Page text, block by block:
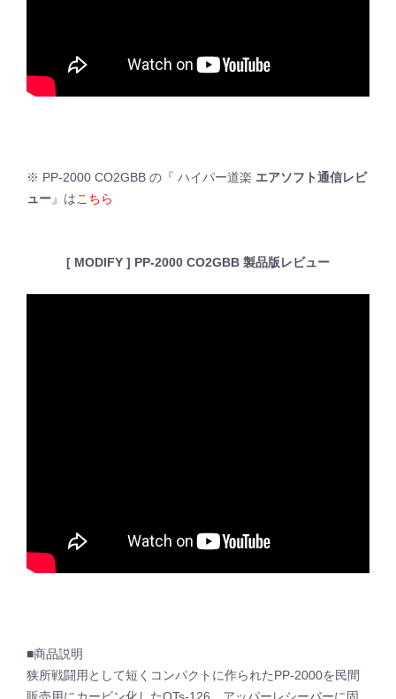
※ PP-2000 CO2GBB の『 ハイパー道楽 エアソフト通信レビ
ュー』はこちら
[ MODIFY ] PP-2000 CO2GBB 製品版レビュー
■商品説明
狭所戦闘用として短くコンパクトに作られたPP-2000を民間